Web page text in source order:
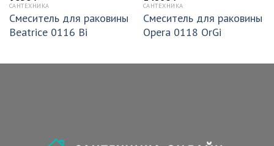
САНТЕХНИКА
Смеситель для раковины
Beatrice 0116 Bi
САНТЕХНИКА
Смеситель для раковины
Opera 0118 OrGi